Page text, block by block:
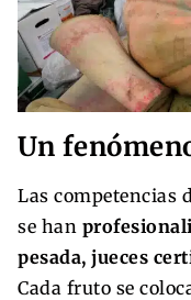
Un
Las competencias
se han
pesada, jueces
Cada fruto se